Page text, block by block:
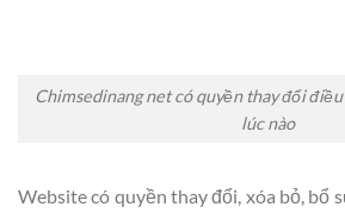
Chimsedinang net có quyền thay đổi
lúc nào
Website có quyền thay đổi, xóa bỏ, bổ